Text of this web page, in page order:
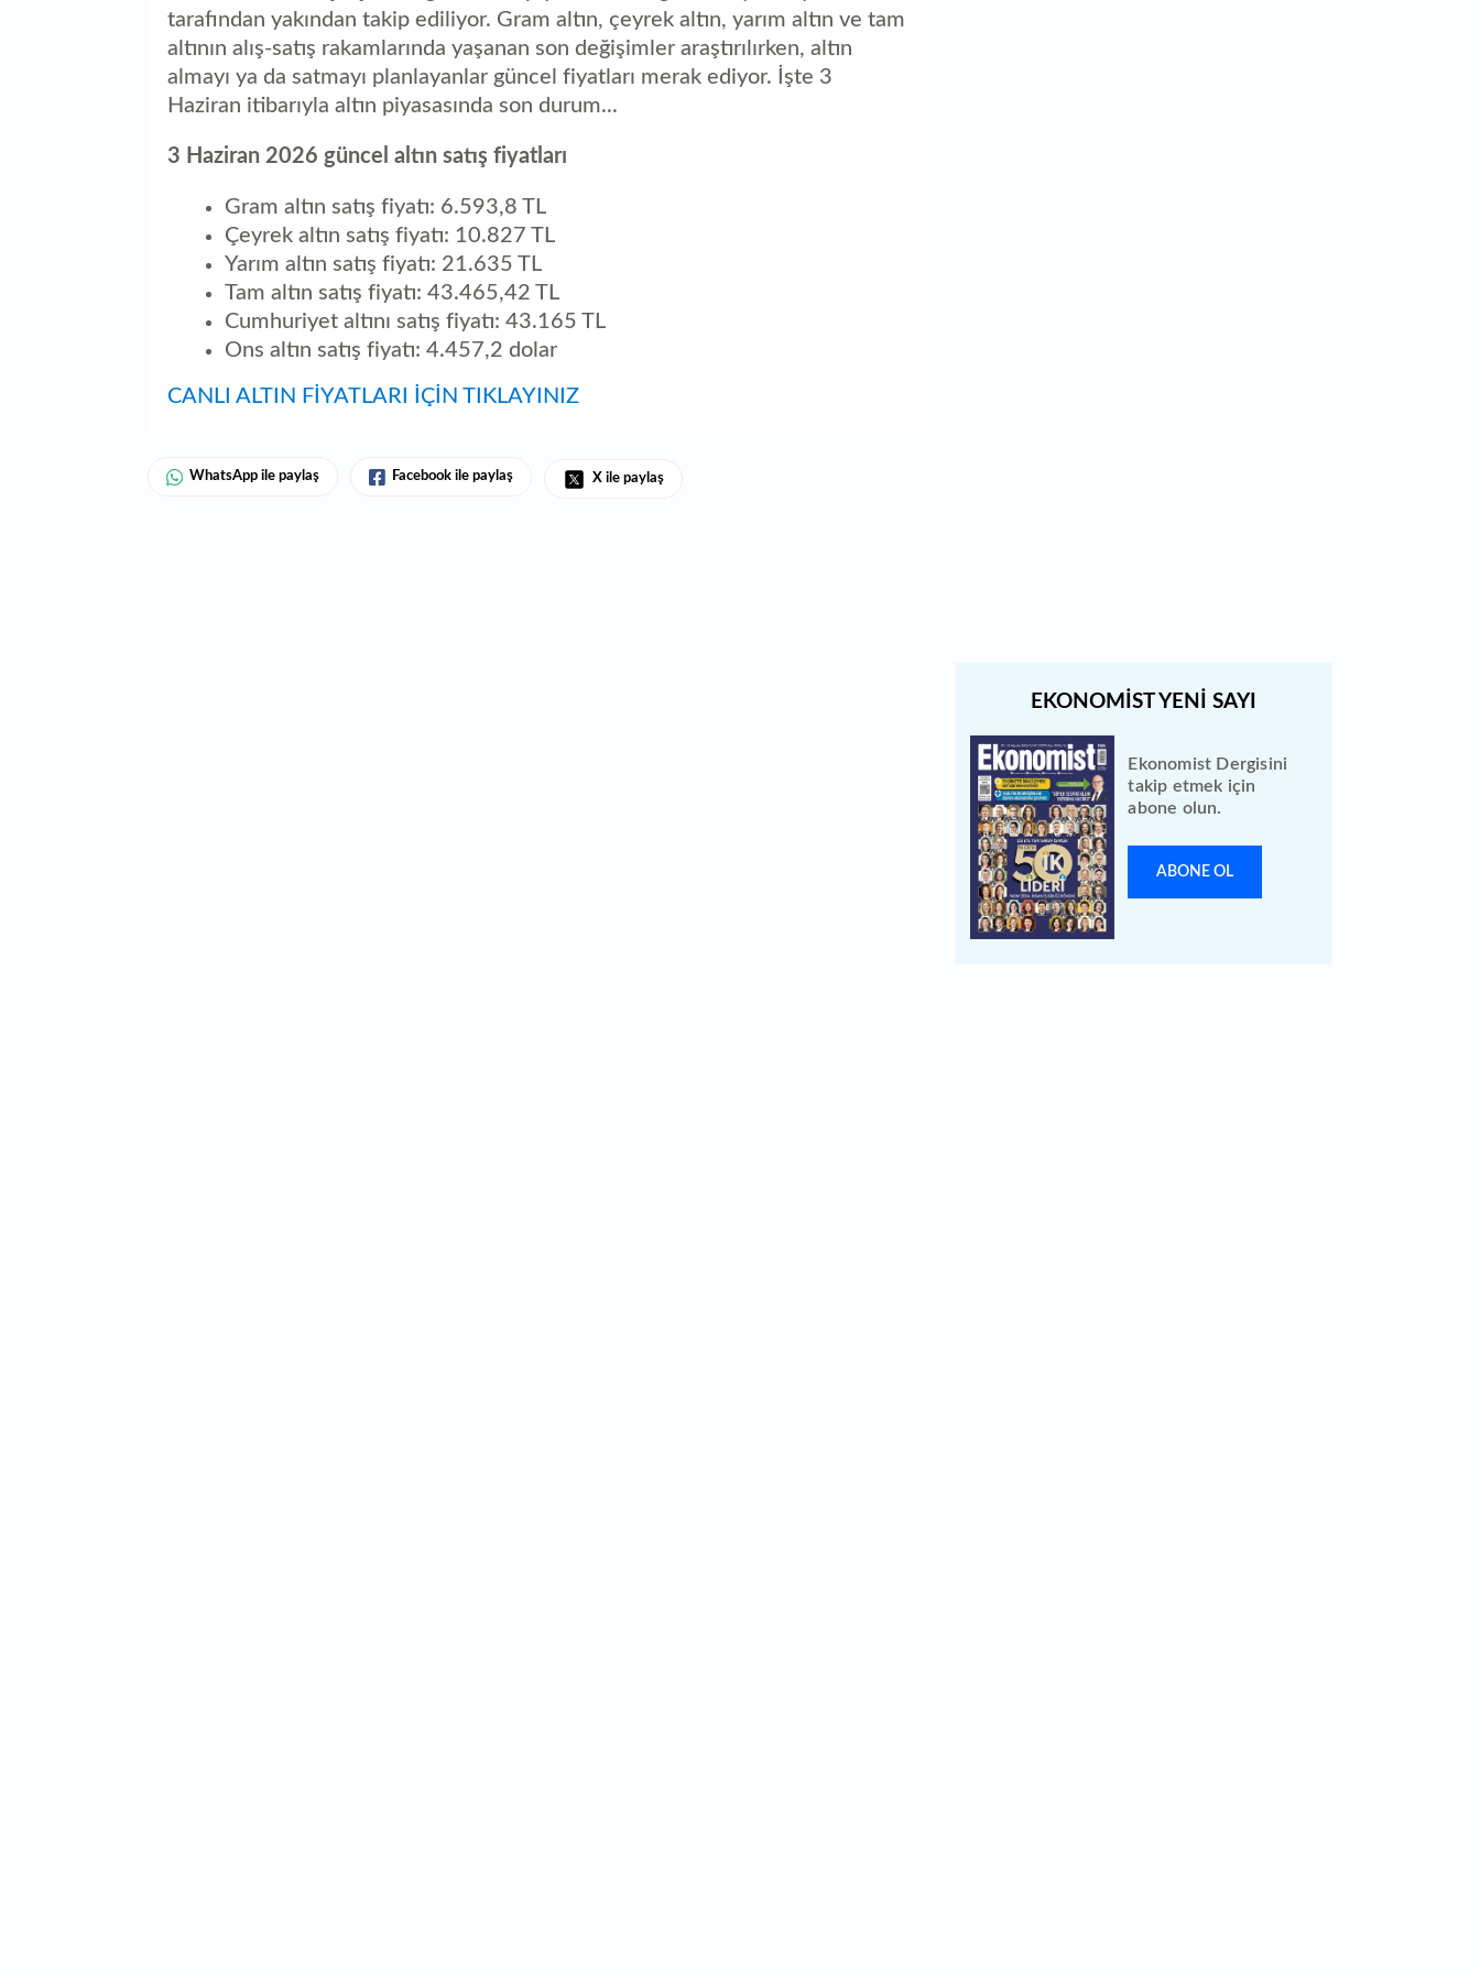
tarafından yakından takip ediliyor. Gram altın, çeyrek altın, yarım altın ve tam
altının alış-satış rakamlarında yaşanan son değişimler araştırılırken, altın
almayı ya da satmayı planlayanlar güncel fiyatları merak ediyor. İşte 3
Haziran itibarıyla altın piyasasında son durum...
3 Haziran 2026 güncel altın satış fiyatları
Gram altın satış fiyatı: 6.593,8 TL
Çeyrek altın satış fiyatı: 10.827 TL
Yarım altın satış fiyatı: 21.635 TL
Tam altın satış fiyatı: 43.465,42 TL
Cumhuriyet altını satış fiyatı: 43.165 TL
Ons altın satış fiyatı: 4.457,2 dolar
CANLI ALTIN FİYATLARI İÇİN TIKLAYINIZ
WhatsApp ile paylaş Facebook ile paylaş X ile paylaş
Ekonomist Dergisini
takip etmek için
abone olun.
ABONE OL